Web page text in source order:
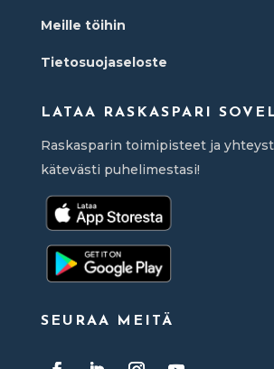
Meille töihin
Tietosuojaseloste
LATAA RASKASPARI
Raskasparin toimipisteet ja
kätevästi puhelimestasi!
SEURAA MEITÄ